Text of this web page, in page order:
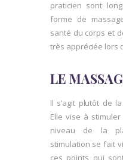
praticien sont
forme de
santé du corps et
très appréciée lors
LE
Il s’agit plutôt de la
Elle vise à
niveau de la
stimulation se fait
ces points qui